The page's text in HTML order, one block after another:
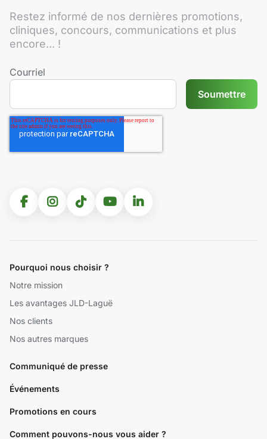
Restez informé de nos dernières promotions,
cliniques, concours, communications et plus
encore... !
Courriel
Pourquoi nous choisir ?
Notre mission
Les avantages JLD-Laguë
Nos clients
Nos autres marques
Communiqué de presse
Événements
Promotions en cours
Comment pouvons-nous vous aider ?